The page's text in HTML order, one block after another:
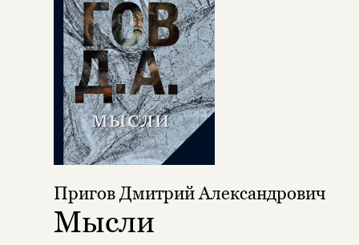
Пригов Дмитрий Александрович
Мысли